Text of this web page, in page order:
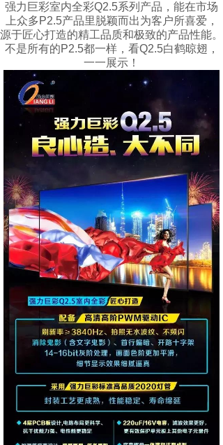
强力巨彩室内全彩Q2.5系列产品，能在市场
上众多P2.5产品里脱颖而出为客户所喜爱，
源于匠心打造的精工品质和极致的产品性能。
不是所有的P2.5都一样，看Q2.5白鹤晾翅，
一一展示！